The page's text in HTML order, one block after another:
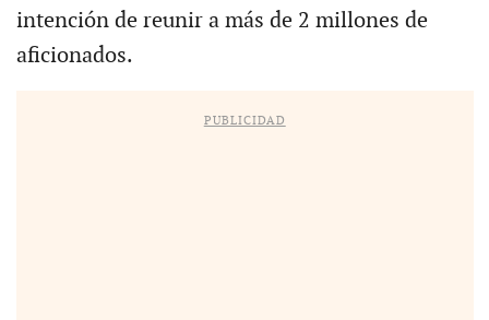
intención de reunir a más de 2 millones de
aficionados.
PUBLICIDAD